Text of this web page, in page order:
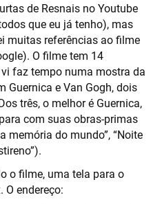
de Resnais no Youtube
que eu já tenho), mas
muitas referências ao filme
O filme tem 14
faz tempo numa mostra da
Guernica e Van Gogh, dois
três, o melhor é Guernica,
com suas obras-primas
memória do mundo”, “Noite
o filme, uma tela para o
O endereço: